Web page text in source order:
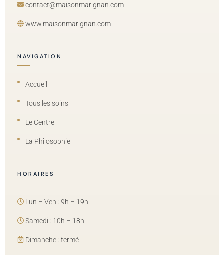
contact@maisonmarignan.com
www.maisonmarignan.com
NAVIGATION
Accueil
Tous les soins
Le Centre
La Philosophie
HORAIRES
Lun – Ven : 9h – 19h
Samedi : 10h – 18h
Dimanche : fermé